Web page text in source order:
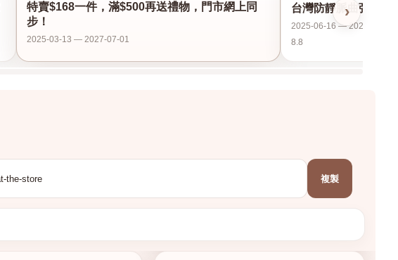
›
特賣$168一件，滿$500再送禮物，門市網上同
步！
2025-03-13 — 2027-07-01
台灣防靜脈曲張襪保
2025-06-16 — 2026-12-31
8.8
複製